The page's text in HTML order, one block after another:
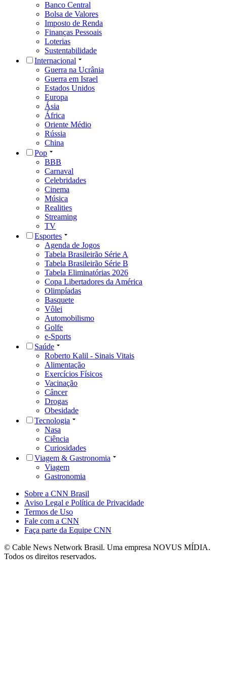
Banco Central
Bolsa de Valores
Imposto de Renda
Finanças Pessoais
Loterias
Sustentabilidade
Internacional
Guerra na Ucrânia
Guerra em Israel
Estados Unidos
Europa
Ásia
África
Oriente Médio
Rússia
China
Pop
BBB
Carnaval
Celebridades
Cinema
Música
Realities
Streaming
TV
Esportes
Agenda de Jogos
Tabela Brasileirão Série A
Tabela Brasileirão Série B
Tabela Eliminatórias 2026
Copa Libertadores da América
Olimpíadas
Basquete
Vôlei
Automobilismo
Golfe
e-Sports
Saúde
Roberto Kalil - Sinais Vitais
Alimentação
Exercícios Físicos
Vacinação
Câncer
Drogas
Obesidade
Tecnologia
Nasa
Ciência
Curiosidades
Viagem & Gastronomia
Viagem
Gastronomia
Sobre a CNN Brasil
Aviso Legal e Política de Privacidade
Termos de Uso
Fale com a CNN
Faça parte da Equipe CNN
© Cable News Network Brasil. Uma empresa NOVUS MÍDIA.
Todos os direitos reservados.